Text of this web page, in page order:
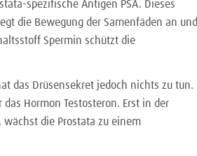
spezifische Antigen PSA. Dieses
die Bewegung der Samenfäden an und
Spermin schützt die
das Drüsensekret jedoch nichts zu tun.
Hormon Testosteron. Erst in der
die Prostata zu einem